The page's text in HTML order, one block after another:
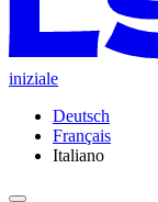
iniziale
Deutsch
Français
Italiano